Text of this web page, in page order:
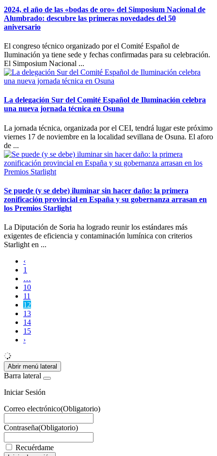
2024, el año de las «bodas de oro» del Simposium Nacional de
Alumbrado: descubre las primeras novedades del 50
aniversario
El congreso técnico organizado por el Comité Español de
Iluminación ya tiene sede y fechas confirmadas para su celebración.
El Simposium Nacional ...
La delegación Sur del Comité Español de Iluminación celebra
una nueva jornada técnica en Osuna
La jornada técnica, organizada por el CEI, tendrá lugar este próximo
viernes 17 de noviembre en la localidad sevillana de Osuna. El aforo
de ...
Se puede (y se debe) iluminar sin hacer daño: la primera
zonificación provincial en España y su gobernanza arrasan en
los Premios Starlight
La Diputación de Soria ha logrado reunir los estándares más
exigentes de eficiencia y contaminación lumínica con criterios
Starlight en ...
‹
1
…
10
11
12
13
14
15
›
Abrir menú lateral
Barra lateral
Iniciar Sesión
Correo electrónico(Obligatorio)
Contraseña(Obligatorio)
Recuérdame